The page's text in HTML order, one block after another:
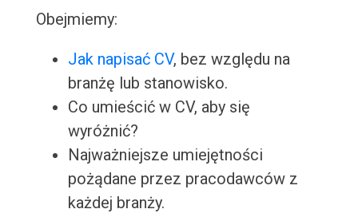
Obejmiemy:
Jak napisać CV, bez względu na
branżę lub stanowisko.
Co umieścić w CV, aby się
wyróżnić?
Najważniejsze umiejętności
pożądane przez pracodawców z
każdej branży.